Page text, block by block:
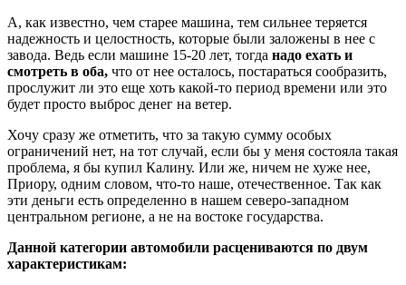
А, как известно, чем старее машина, тем сильнее теряется
надежность и целостность, которые были заложены в нее с
завода. Ведь если машине 15-20 лет, тогда надо ехать и
смотреть в оба, что от нее осталось, постараться сообразить,
прослужит ли это еще хоть какой-то период времени или это
будет просто выброс денег на ветер.
Хочу сразу же отметить, что за такую сумму особых
ограничений нет, на тот случай, если бы у меня состояла такая
проблема, я бы купил Калину. Или же, ничем не хуже нее,
Приору, одним словом, что-то наше, отечественное. Так как
эти деньги есть определенно в нашем северо-западном
центральном регионе, а не на востоке государства.
Данной категории автомобили расцениваются по двум
характеристикам: